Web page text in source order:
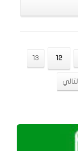
12
13
التالي